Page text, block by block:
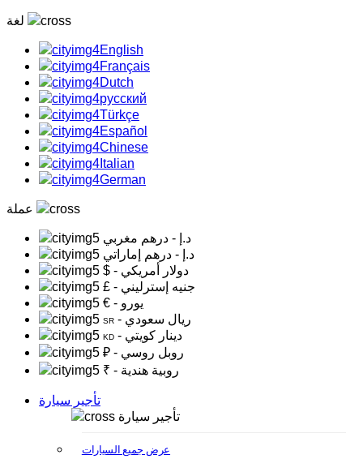
English
Français
Dutch
русский
Türkçe
Español
Chinese
Italian
German
د.إ - درهم مغربي
د.إ - درهم إماراتي
$
- دولار أمريكي
£
- جنيه إسترليني
€
- يورو
SR - ريال سعودي
KD
- دينار كويتي
₽
- روبل روسي
₹
- روبية هندية
تأجير سيارة
تأجير سيارة
عرض جميع السيارات